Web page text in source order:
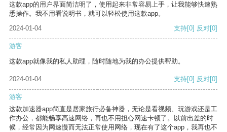
这款app的用户界面简洁明了，使用起来非常容易上手，让我能够快速熟
悉操作。我不用看说明书，就可以轻松使用这款app。
2024-01-04
支持[0] 反对[0]
游客
这款app就像我的私人助理，随时随地为我的办公提供帮助。
2024-01-04 支持[0] 反对[0]
游客
这款加速器app简直是居家旅行必备神器，无论是看视频、玩游戏还是工
作办公，都能畅享高速网络，再也不用担心网速卡顿了。以前出差的时
候，经常因为网速慢而无法正常使用网络，现在有了这个app，我再也不